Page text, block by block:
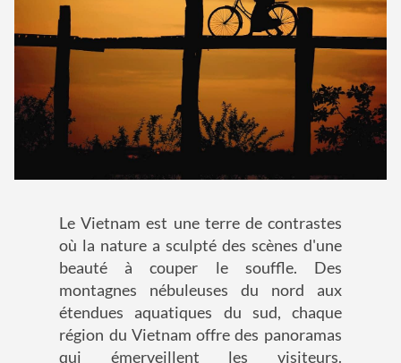
Le Vietnam est une terre de contrastes
où la nature a sculpté des scènes d'une
beauté à couper le souffle. Des
montagnes nébuleuses du nord aux
étendues aquatiques du sud, chaque
région du Vietnam offre des panoramas
qui émerveillent les visiteurs.